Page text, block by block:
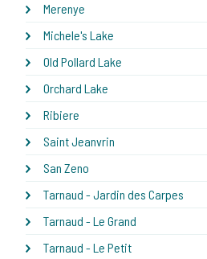
Merenye
Michele's Lake
Old Pollard Lake
Orchard Lake
Ribiere
Saint Jeanvrin
San Zeno
Tarnaud - Jardin des Carpes
Tarnaud - Le Grand
Tarnaud - Le Petit